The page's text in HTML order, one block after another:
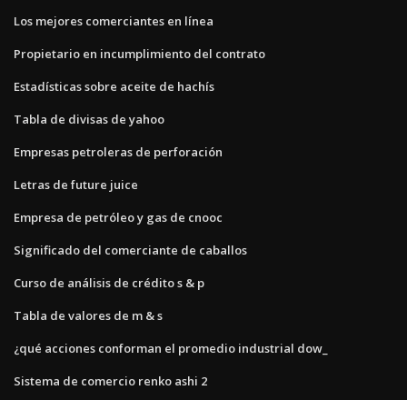
Los mejores comerciantes en línea
Propietario en incumplimiento del contrato
Estadísticas sobre aceite de hachís
Tabla de divisas de yahoo
Empresas petroleras de perforación
Letras de future juice
Empresa de petróleo y gas de cnooc
Significado del comerciante de caballos
Curso de análisis de crédito s & p
Tabla de valores de m & s
¿qué acciones conforman el promedio industrial dow_
Sistema de comercio renko ashi 2